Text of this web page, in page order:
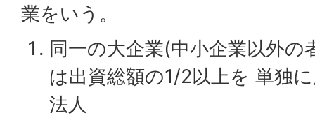
業をいう。
同一の大企業(中小企業以外の
は出資総額の1/2以上を 単独
法人